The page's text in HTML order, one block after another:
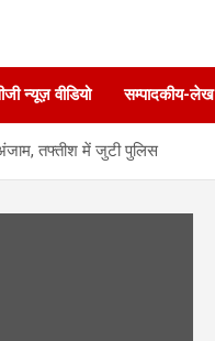
न्यूज़ वीडियो सम्पादकीय-लेख
अंजाम, तफ्तीश में जुटी पुलिस